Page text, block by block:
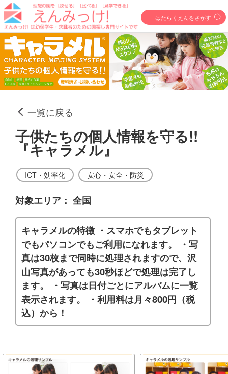
はたらくえんをさがす
一覧に戻る
子供たちの個人情報を守る!!
『キャラメル』
ICT・効率化 安心・安全・防災
対象エリア： 全国
キャラメルの特徴 ・スマホでもタブレット
でもパソコンでもご利用になれます。 ・写
真は30枚まで同時に処理されますので、沢
山写真があっても30秒ほどで処理は完了し
ます。 ・写真は日付ごとにアルバムに一覧
表示されます。 ・利用料は月々800円（税
込）から！